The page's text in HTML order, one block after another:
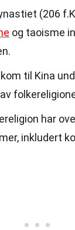
(206
og taoisme
til Kina
har
inkludert